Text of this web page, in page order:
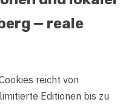
— reale
reicht von
Editionen bis zu